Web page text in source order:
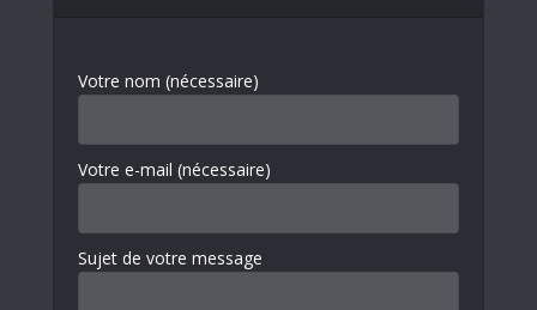
Votre nom (nécessaire)
Votre e-mail (nécessaire)
Sujet de votre message